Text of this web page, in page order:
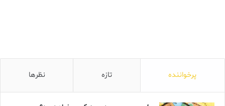
پرخواننده تازه نظرها